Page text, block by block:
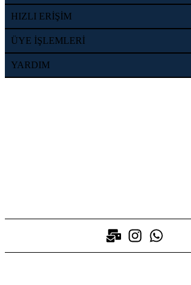
HIZLI ERİŞİM
ÜYE İŞLEMLERİ
YARDIM